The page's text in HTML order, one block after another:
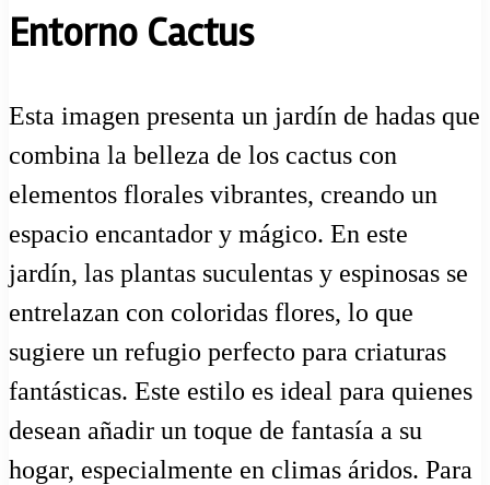
Entorno Cactus
Esta imagen presenta un jardín de hadas que
combina la belleza de los cactus con
elementos florales vibrantes, creando un
espacio encantador y mágico. En este
jardín, las plantas suculentas y espinosas se
entrelazan con coloridas flores, lo que
sugiere un refugio perfecto para criaturas
fantásticas. Este estilo es ideal para quienes
desean añadir un toque de fantasía a su
hogar, especialmente en climas áridos. Para